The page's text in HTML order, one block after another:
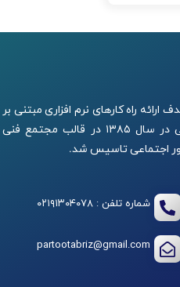
ارائه راه کارهای نرم افزاری مبتنی بر
هوشمند سازی برای موسسات آموزشی در سال ۱۳۸۵ در قالب مجتمع فنی
اجتماعی تاسیس شد.
شماره تلفن : ۰۲۱۹۱۳۰۴۰۷۸
partootabriz@gmail.com